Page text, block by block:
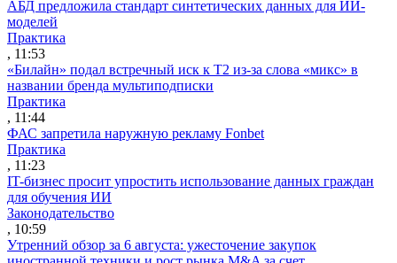
АБД предложила стандарт синтетических данных для ИИ-
моделей
Практика
, 11:53
«Билайн» подал встречный иск к Т2 из-за слова «микс» в
названии бренда мультиподписки
Практика
, 11:44
ФАС запретила наружную рекламу Fonbet
Практика
, 11:23
IT-бизнес просит упростить использование данных граждан
для обучения ИИ
Законодательство
, 10:59
Утренний обзор за 6 августа: ужесточение закупок